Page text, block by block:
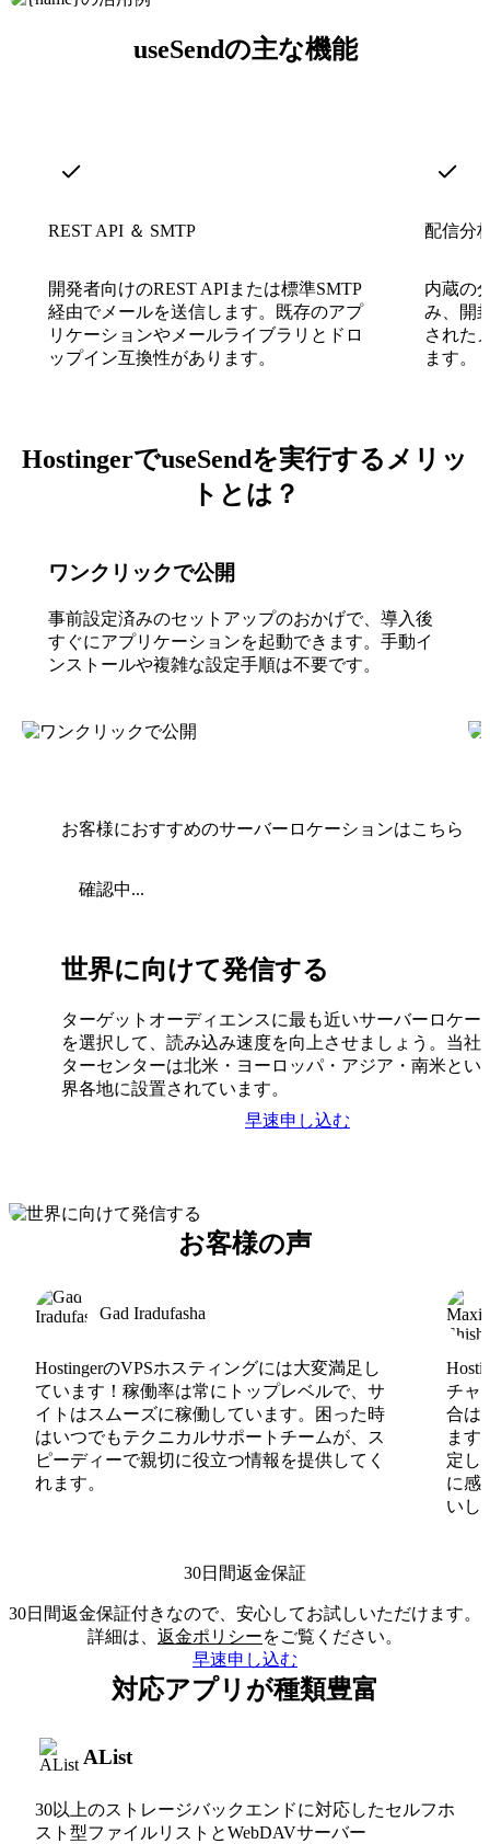
useSendの主な機能
REST API ＆ SMTP
開発者向けのREST APIまたは標準SMTP
経由でメールを送信します。既存のアプ
リケーションやメールライブラリとドロ
ップイン互換性があります。
配信分
内蔵の
み、開
された
ます。
HostingerでuseSendを実行するメリッ
トとは？
ワンクリックで公開
事前設定済みのセットアップのおかげで、導入後
すぐにアプリケーションを起動できます。手動イ
ンストールや複雑な設定手順は不要です。
お客様におすすめのサーバーロケーションはこちら
確認中...
世界に向けて発信する
ターゲットオーディエンスに最も近いサーバーロケー
を選択して、読み込み速度を向上させましょう。当社
ターセンターは北米・ヨーロッパ・アジア・南米とい
界各地に設置されています。
早速申し込む
お客様の声
Gad Iradufasha
HostingerのVPSホスティングには大変満足し
ています！稼働率は常にトップレベルで、サ
イトはスムーズに稼働しています。困った時
はいつでもテクニカルサポートチームが、ス
ピーディーで親切に役立つ情報を提供してく
れます。
チャ
合は
ます
定し
に感
いし
30日間返金保証
30日間返金保証付きなので、安心してお試しいただけます。
詳細は、 返金ポリシーをご覧ください。
早速申し込む
対応アプリが種類豊富
AList
30以上のストレージバックエンドに対応したセルフホ
スト型ファイルリストとWebDAVサーバー